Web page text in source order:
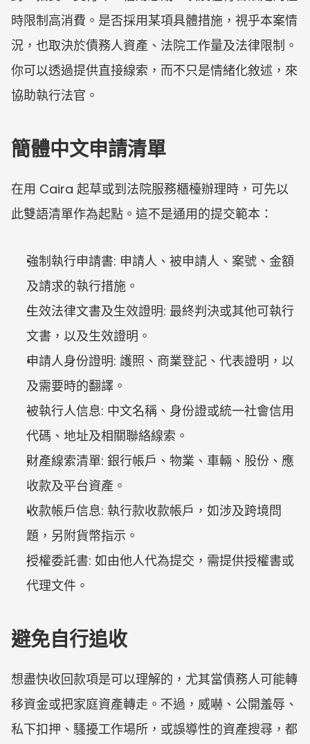
時限制高消費。是否採用某項具體措施，視乎本案情
況，也取決於債務人資產、法院工作量及法律限制。
你可以透過提供直接線索，而不只是情緒化敘述，來
協助執行法官。
簡體中文申請清單
在用 Caira 起草或到法院服務櫃檯辦理時，可先以
此雙語清單作為起點。這不是通用的提交範本：
強制執行申請書: 申請人、被申請人、案號、金額
及請求的執行措施。
生效法律文書及生效證明: 最終判決或其他可執行
文書，以及生效證明。
申請人身份證明: 護照、商業登記、代表證明，以
及需要時的翻譯。
被執行人信息: 中文名稱、身份證或統一社會信用
代碼、地址及相關聯絡線索。
財產線索清單: 銀行帳戶、物業、車輛、股份、應
收款及平台資產。
收款帳戶信息: 執行款收款帳戶，如涉及跨境問
題，另附貨幣指示。
授權委託書: 如由他人代為提交，需提供授權書或
代理文件。
避免自行追收
想盡快收回款項是可以理解的，尤其當債務人可能轉
移資金或把家庭資產轉走。不過，威嚇、公開羞辱、
私下扣押、騷擾工作場所，或誤導性的資產搜尋，都